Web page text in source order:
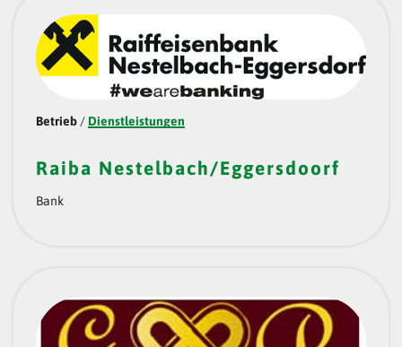
Betrieb/ Dienstleistungen
Raiba Nestelbach/Eggersdoorf
Bank